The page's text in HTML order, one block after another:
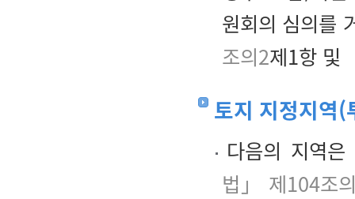
원회의 심의를
조의2제1항 및
토지 지정지역
다음의 지역은
법」 제104조